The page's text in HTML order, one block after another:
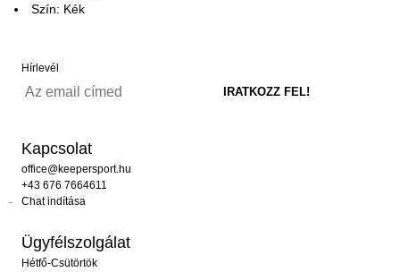
Szín: Kék
Hírlevél
Kapcsolat
office@keepersport.hu
+43 676 7664611
Chat indítása
Ügyfélszolgálat
Hétfő-Csütörtök